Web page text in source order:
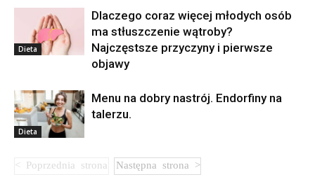
Dieta
Dlaczego coraz więcej młodych osób
ma stłuszczenie wątroby?
Najczęstsze przyczyny i pierwsze
objawy
Dieta
Menu na dobry nastrój. Endorfiny na
talerzu.